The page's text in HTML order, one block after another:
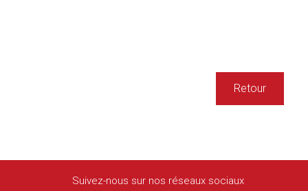
Retour
Suivez-nous sur nos réseaux sociaux